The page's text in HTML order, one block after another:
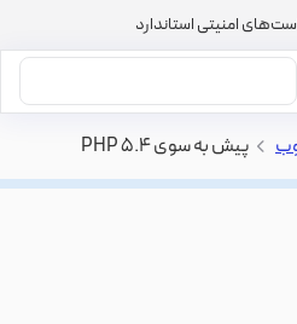
امنیتی استاندارد
> پیش به سوی PHP 5.4